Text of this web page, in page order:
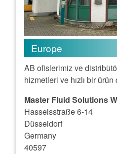
Europe
AB ofislerimiz ve
hizmetleri ve hızlı bir ürün
Master Fluid Solutions
Hasselsstraße 6-14
Düsseldorf
Germany
40597